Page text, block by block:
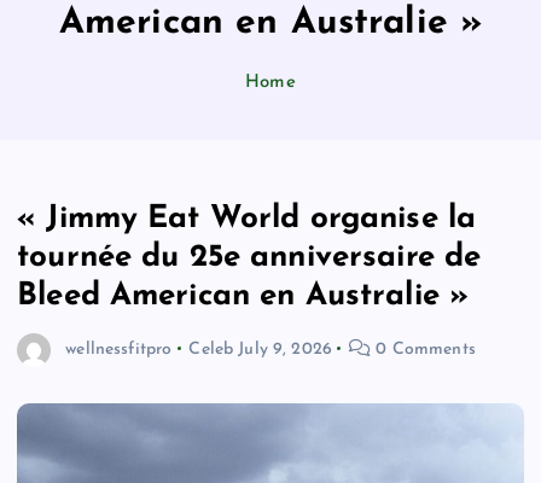
American en Australie »
Home
« Jimmy Eat World organise la
tournée du 25e anniversaire de
Bleed American en Australie »
wellnessfitpro Celeb July 9, 2026 0 Comments